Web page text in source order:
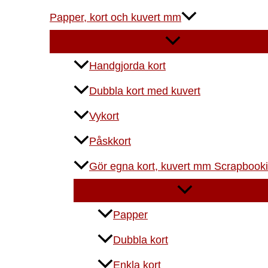
Papper, kort och kuvert mm
Handgjorda kort
Dubbla kort med kuvert
Vykort
Påskkort
Gör egna kort, kuvert mm
Papper
Dubbla kort
Enkla kort